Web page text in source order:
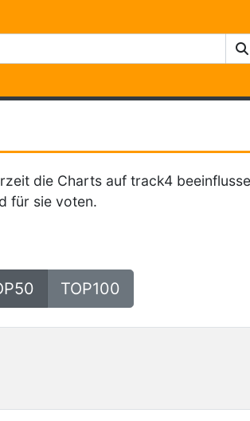
die Charts auf track4
für sie voten.
TOP100